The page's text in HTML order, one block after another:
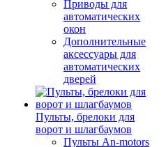
Приводы для
автоматических
окон
Дополнительные
аксессуары для
автоматических
дверей
Пульты, брелоки для
ворот и шлагбаумов
Пульты An-motors